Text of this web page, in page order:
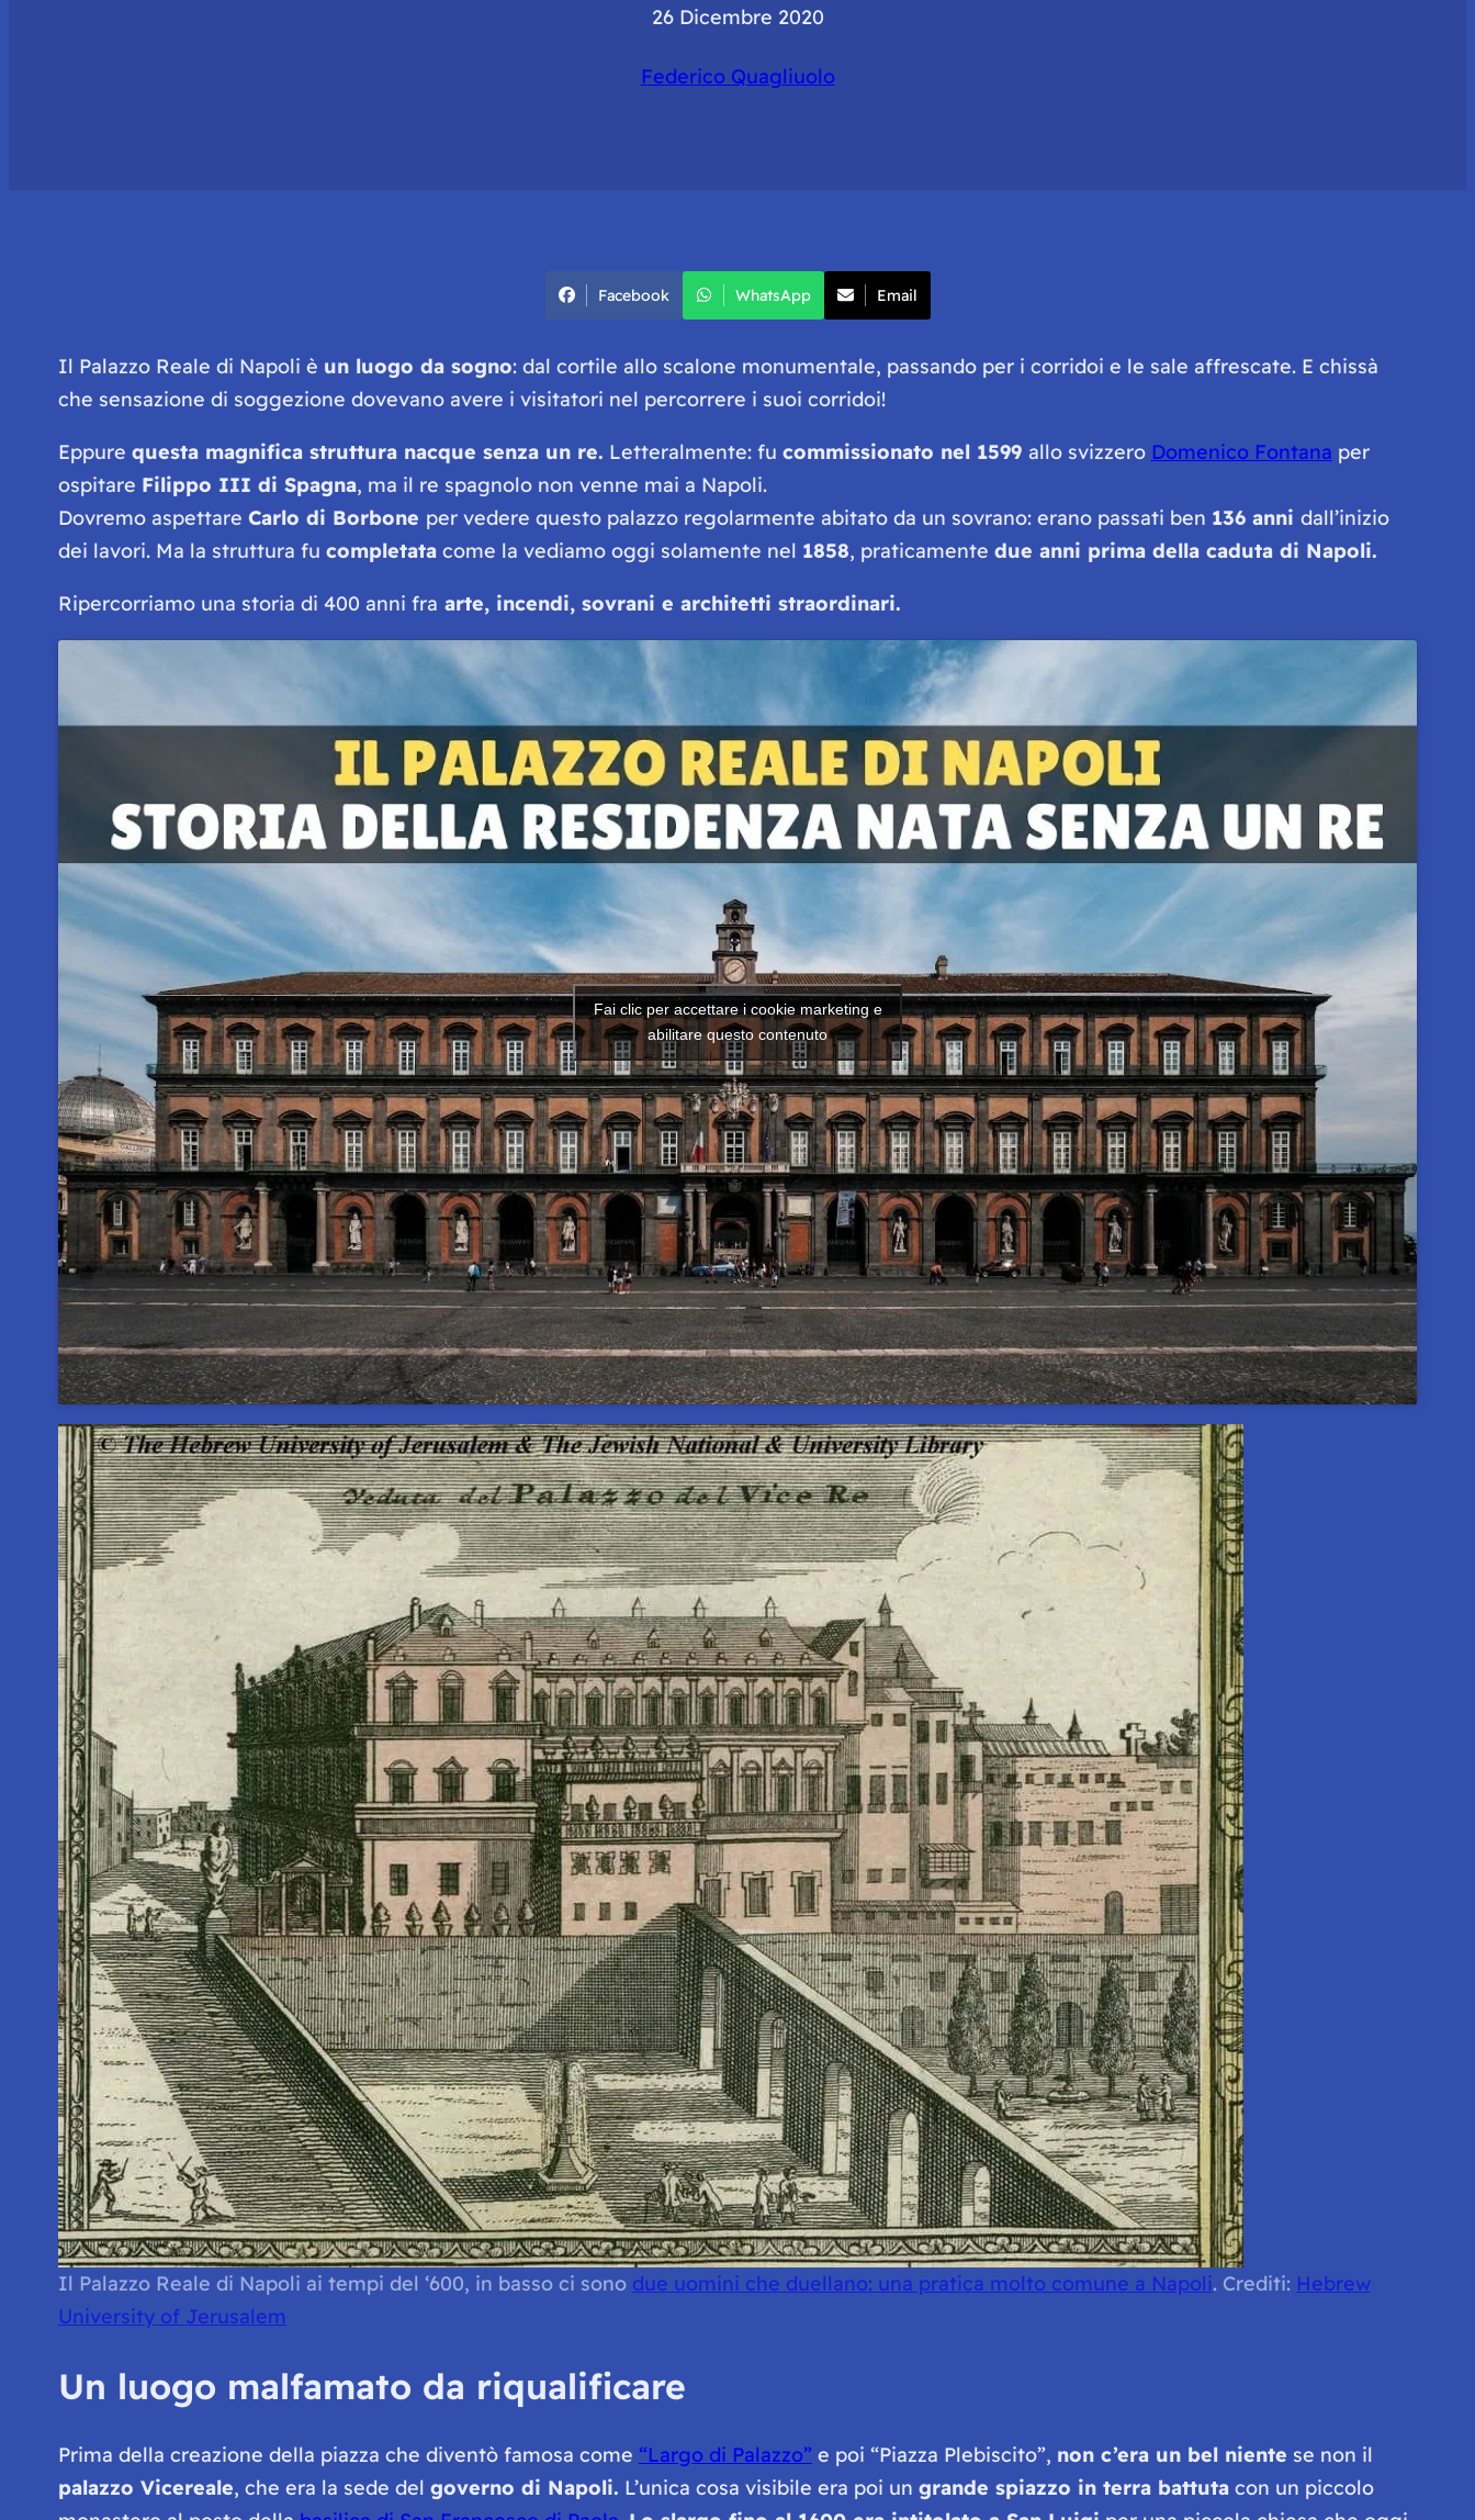
26 Dicembre 2020
Federico Quagliuolo
Facebook WhatsApp Email
Il Palazzo Reale di Napoli è un luogo da sogno: dal cortile allo scalone monumentale, passando per i corridoi e le sale affrescate. E chissà
che sensazione di soggezione dovevano avere i visitatori nel percorrere i suoi corridoi!
Eppure questa magnifica struttura nacque senza un re. Letteralmente: fu commissionato nel 1599 allo svizzero Domenico Fontana per
ospitare Filippo III di Spagna, ma il re spagnolo non venne mai a Napoli.
Dovremo aspettare Carlo di Borbone per vedere questo palazzo regolarmente abitato da un sovrano: erano passati ben 136 anni dall’inizio
dei lavori. Ma la struttura fu completatacome la vediamo oggi solamente nel 1858, praticamente due anni prima della caduta di Napoli.
Ripercorriamo una storia di 400 anni fra arte, incendi, sovrani e architetti straordinari.
Fai clic per accettare i cookie marketing e
abilitare questo contenuto
Il Palazzo Reale di Napoli ai tempi del ‘600, in basso ci sono due uomini che duellano: una pratica molto comune a Napoli. Crediti: Hebrew
University of Jerusalem
Un luogo malfamato da riqualificare
Prima della creazione della piazza che diventò famosa come “Largo di Palazzo” e poi “Piazza Plebiscito”, non c’era un bel niente se non il
palazzo Vicereale, che era la sede del governo di Napoli. L’unica cosa visibile era poi un grande spiazzo in terra battutacon un piccolo